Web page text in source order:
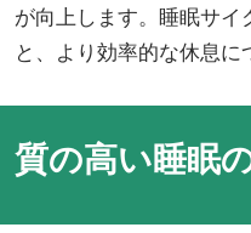
が向上します。睡眠サイ
と、より効率的な休息に
質の高い睡眠